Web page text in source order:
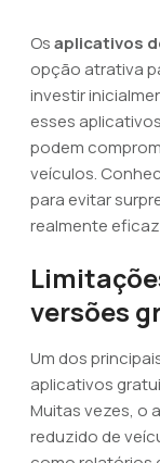
Osaplicativos
opção atrativa
investir
esses
podem
veículos.
para evitar
realmente
versões
Um dos
aplicativos
Muitas vezes, o
reduzido de